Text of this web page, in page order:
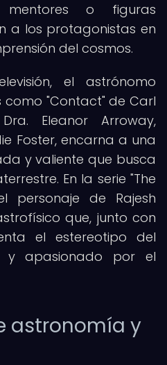
o figuras
a los protagonistas en
del cosmos.
el astrónomo
"Contact" de Carl
Eleanor Arroway,
Foster, encarna a una
y valiente que busca
En la serie "The
personaje de Rajesh
que, junto con
el estereotipo del
y apasionado por el
astronomía y